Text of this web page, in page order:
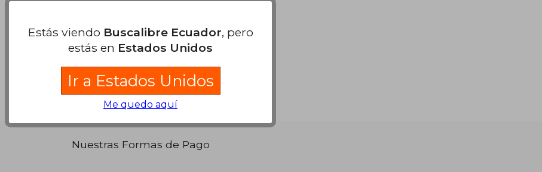
$ 44.41 dcto. $ 30.12
Nuestras Formas de Pago
Estás viendo Buscalibre Ecuador, pero
estás en Estados Unidos
Ir a Estados Unidos
Me quedo aquí